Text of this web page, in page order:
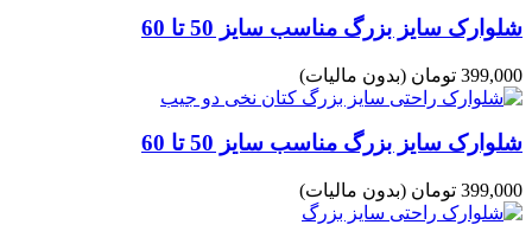
شلوارک سایز بزرگ مناسب سایز 50 تا 60
399,000 تومان (بدون مالیات)
شلوارک سایز بزرگ مناسب سایز 50 تا 60
399,000 تومان (بدون مالیات)